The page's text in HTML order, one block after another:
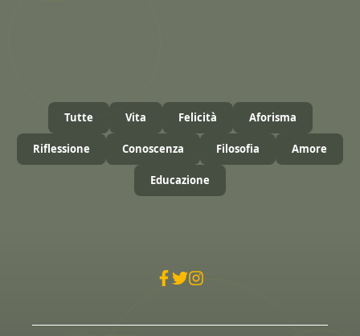
Tutte Vita Felicità Aforisma
Riflessione Conoscenza Filosofia Amore
Educazione